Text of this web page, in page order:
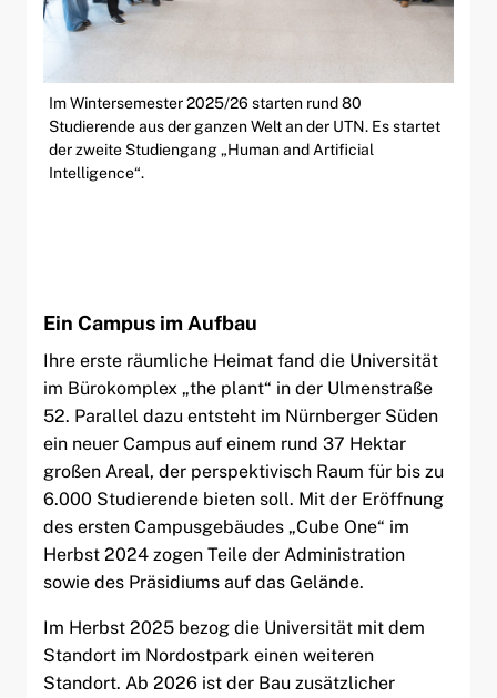
Im Wintersemester 2025/26 starten rund 80
Studierende aus der ganzen Welt an der UTN. Es startet
der zweite Studiengang „Human and Artificial
Intelligence“.
Ein Campus im Aufbau
Ihre erste räumliche Heimat fand die Universität
im Bürokomplex „the plant“ in der Ulmenstraße
52. Parallel dazu entsteht im Nürnberger Süden
ein neuer Campus auf einem rund 37 Hektar
großen Areal, der perspektivisch Raum für bis zu
6.000 Studierende bieten soll. Mit der Eröffnung
des ersten Campusgebäudes „Cube One“ im
Herbst 2024 zogen Teile der Administration
sowie des Präsidiums auf das Gelände.
Im Herbst 2025 bezog die Universität mit dem
Standort im Nordostpark einen weiteren
Standort. Ab 2026 ist der Bau zusätzlicher